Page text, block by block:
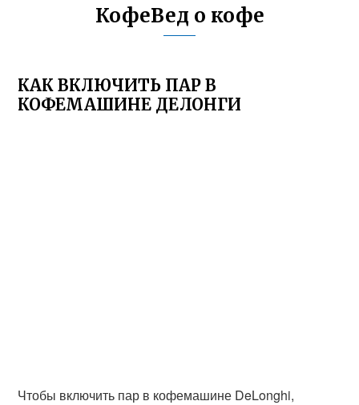
КофеВед о кофе
КАК ВКЛЮЧИТЬ ПАР В
КОФЕМАШИНЕ ДЕЛОНГИ
Чтобы включить пар в кофемашине DeLonghi,